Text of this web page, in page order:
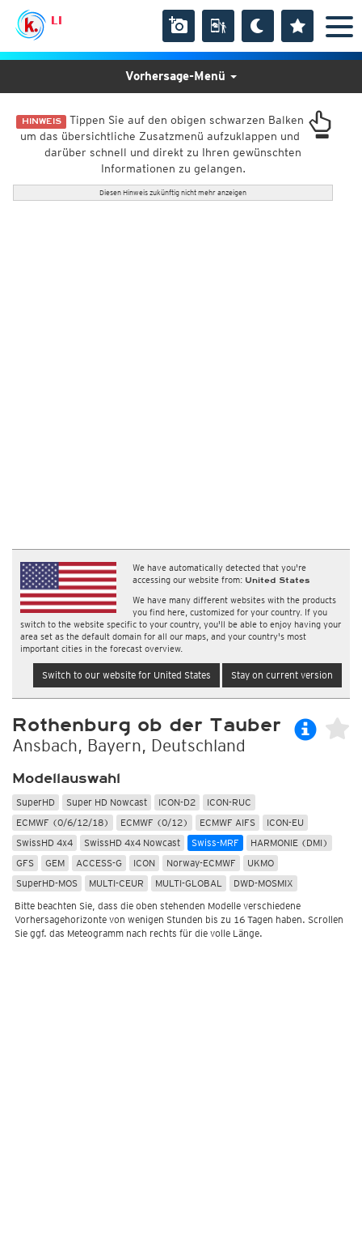
LI
HINWEIS Tippen Sie auf den obigen schwarzen Balken
um das übersichtliche Zusatzmenü aufzuklappen und
darüber schnell und direkt zu Ihren gewünschten
Informationen zu gelangen.
Diesen Hinweis zukünftig nicht mehr anzeigen
We have automatically detected that you're
accessing our website from: United States
We have many different websites with the products
you find here, customized for your country. If you
switch to the website specific to your country, you'll be able to enjoy having your
area set as the default domain for all our maps, and your country's most
important cities in the forecast overview.
Switch to our website for United States Stay on current version
Vorhersage-Menü
Rothenburg ob der Tauber
Ansbach, Bayern, Deutschland
Modellauswahl
SuperHD Super HD Nowcast ICON-D2
ICON-RUC
ECMWF (0/6/12/18)
ECMWF (0/12) ECMWF AIFS
ICON-EU
SwissHD 4x4
SwissHD 4x4 Nowcast Swiss-MRF
HARMONIE (DMI)
GFS
GEM ACCESS-G ICON Norway-ECMWF
UKMO
SuperHD-MOS
MULTI-CEUR MULTI-GLOBAL DWD-MOSMIX
Bitte beachten Sie, dass die oben stehenden Modelle verschiedene
Vorhersagehorizonte von wenigen Stunden bis zu 16 Tagen haben. Scrollen
Sie ggf. das Meteogramm nach rechts für die volle Länge.